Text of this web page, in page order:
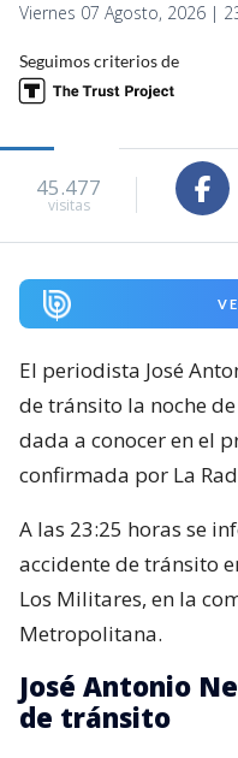
Viernes 07 Agosto, 2026 |
Seguimos criterios de
45.477
visitas
El periodista José
de tránsito la noche
dada a conocer en el
confirmada por La
A las 23:25 horas se
accidente de tránsito
Los Militares, en la
Metropolitana.
José Antonio
de tránsito